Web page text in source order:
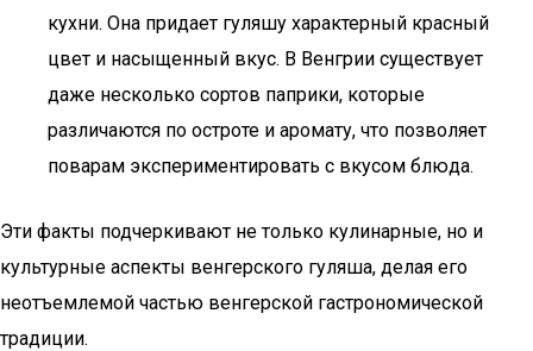
кухни. Она придает гуляшу характерный красный
цвет и насыщенный вкус. В Венгрии существует
даже несколько сортов паприки, которые
различаются по остроте и аромату, что позволяет
поварам экспериментировать с вкусом блюда.
Эти факты подчеркивают не только кулинарные, но и
культурные аспекты венгерского гуляша, делая его
неотъемлемой частью венгерской гастрономической
традиции.